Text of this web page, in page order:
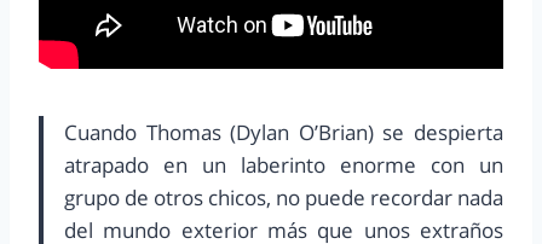
Cuando Thomas (Dylan O’Brian) se despierta
atrapado en un laberinto enorme con un
grupo de otros chicos, no puede recordar nada
del mundo exterior más que unos extraños